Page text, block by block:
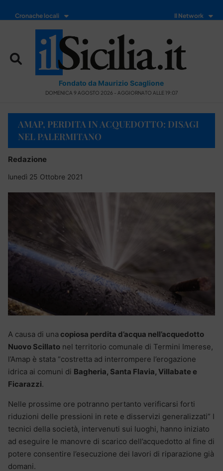
Cronache locali Il Network
Fondato da Maurizio Scaglione
DOMENICA 9 AGOSTO 2026 - AGGIORNATO ALLE 19:07
AMAP, PERDITA IN ACQUEDOTTO: DISAGI
NEL PALERMITANO
Redazione
lunedì 25 Ottobre 2021
A causa di una copiosa perdita d’acqua nell’acquedotto
Nuovo Scillato nel territorio comunale di Termini Imerese,
l’Amap è stata “costretta ad interrompere l’erogazione
idrica ai comuni di Bagheria, Santa Flavia, Villabate e
Ficarazzi.
Nelle prossime ore potranno pertanto verificarsi forti
riduzioni delle pressioni in rete e disservizi generalizzati” I
tecnici della società, intervenuti sui luoghi, hanno iniziato
ad eseguire le manovre di scarico dell’acquedotto al fine di
potere consentire l’esecuzione dei lavori di riparazione già
domani.